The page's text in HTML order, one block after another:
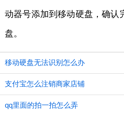
动器号添加到移动硬盘，确认
盘。
移动硬盘无法识别怎么办
支付宝怎么注销商家店铺
qq里面的拍一拍怎么弄